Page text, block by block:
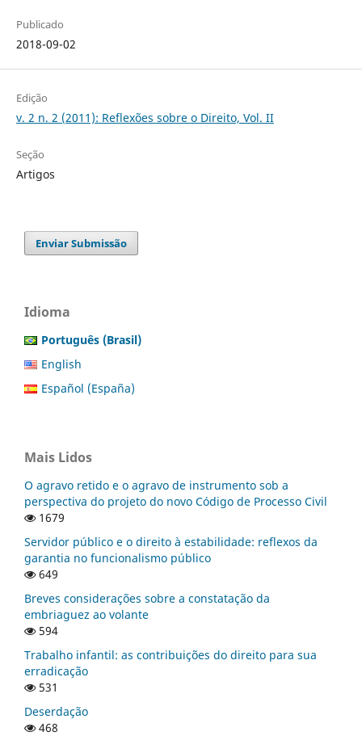
Publicado
2018-09-02
Edição
v. 2 n. 2 (2011): Reflexões sobre o Direito, Vol. II
Seção
Artigos
Enviar Submissão
Idioma
Português (Brasil)
English
Español (España)
Mais Lidos
O agravo retido e o agravo de instrumento sob a
perspectiva do projeto do novo Código de Processo Civil
1679
Servidor público e o direito à estabilidade: reflexos da
garantia no funcionalismo público
649
Breves considerações sobre a constatação da
embriaguez ao volante
594
Trabalho infantil: as contribuições do direito para sua
erradicação
531
Deserdação
468